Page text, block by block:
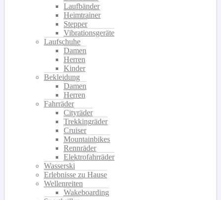
Laufbänder
Heimtrainer
Stepper
Vibrationsgeräte
Laufschuhe
Damen
Herren
Kinder
Bekleidung
Damen
Herren
Fahrräder
Cityräder
Trekkingräder
Cruiser
Mountainbikes
Rennräder
Elektrofahrräder
Wasserski
Erlebnisse zu Hause
Wellenreiten
Wakeboarding